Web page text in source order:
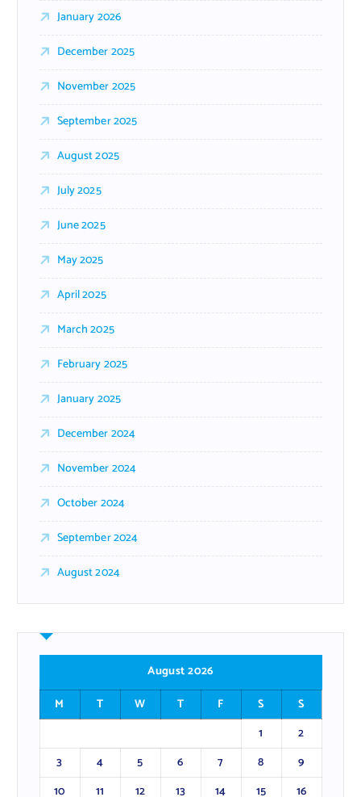
January 2026
December 2025
November 2025
September 2025
August 2025
July 2025
June 2025
May 2025
April 2025
March 2025
February 2025
January 2025
December 2024
November 2024
October 2024
September 2024
August 2024
August 2026
M
T W T F S
S
1
2
3
4 5 6 7 8
9
10
11 12 13 14 15
16